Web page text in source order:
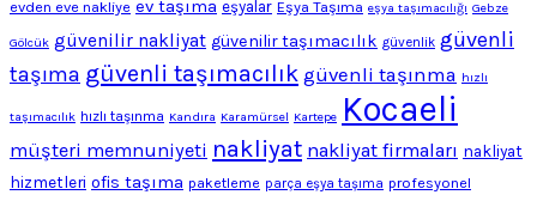
evden eve nakliye ev taşıma eşyalar Eşya Taşıma eşya taşımacılığı Gebze
Gölcük güvenilir nakliyat güvenilir taşımacılık güvenlik güvenli
taşıma güvenli taşımacılık güvenli taşınma hızlı
taşımacılık hızlı taşınma Kandıra Karamürsel Kartepe Kocaeli
müşteri memnuniyeti nakliyat nakliyat firmaları nakliyat
hizmetleri ofis taşıma paketleme parça eşya taşıma profesyonel